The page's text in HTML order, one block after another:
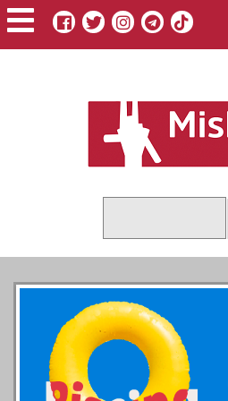
Vés
al
contingut